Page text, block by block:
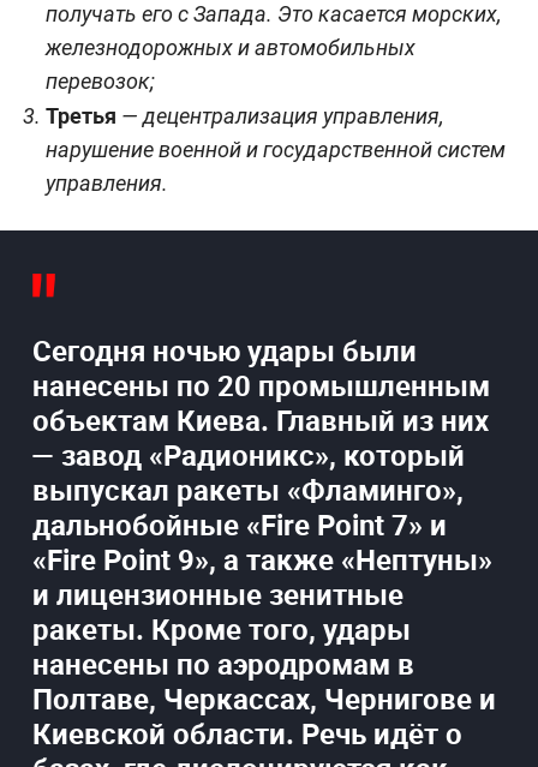
получать его с Запада. Это касается морских,
железнодорожных и автомобильных
перевозок;
Третья — децентрализация управления,
нарушение военной и государственной систем
управления.
Сегодня ночью удары были
нанесены по 20 промышленным
объектам Киева. Главный из них
— завод «Радионикс», который
выпускал ракеты «Фламинго»,
дальнобойные «Fire Point 7» и
«Fire Point 9», а также «Нептуны»
и лицензионные зенитные
ракеты. Кроме того, удары
нанесены по аэродромам в
Полтаве, Черкассах, Чернигове и
Киевской области. Речь идёт о